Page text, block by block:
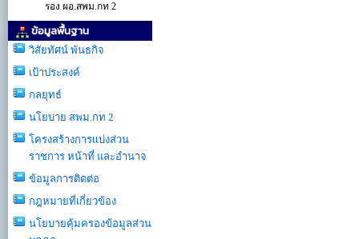
รอง ผอ.สพม.กท 2
ข้อมูลพื้นฐาน
วิสัยทัศน์ พันธกิจ
เป้าประสงค์
กลยุทธ์
นโยบาย สพม.กท 2
โครงสร้างการเเบ่งส่วน
ราชการ หน้าที่ และอำนาจ
ข้อมูลการติดต่อ
กฎหมายที่เกี่ยวข้อง
นโยบายคุ้มครองข้อมูลส่วน